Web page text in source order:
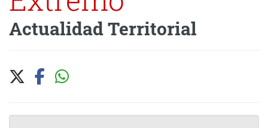
Actualidad Territorial